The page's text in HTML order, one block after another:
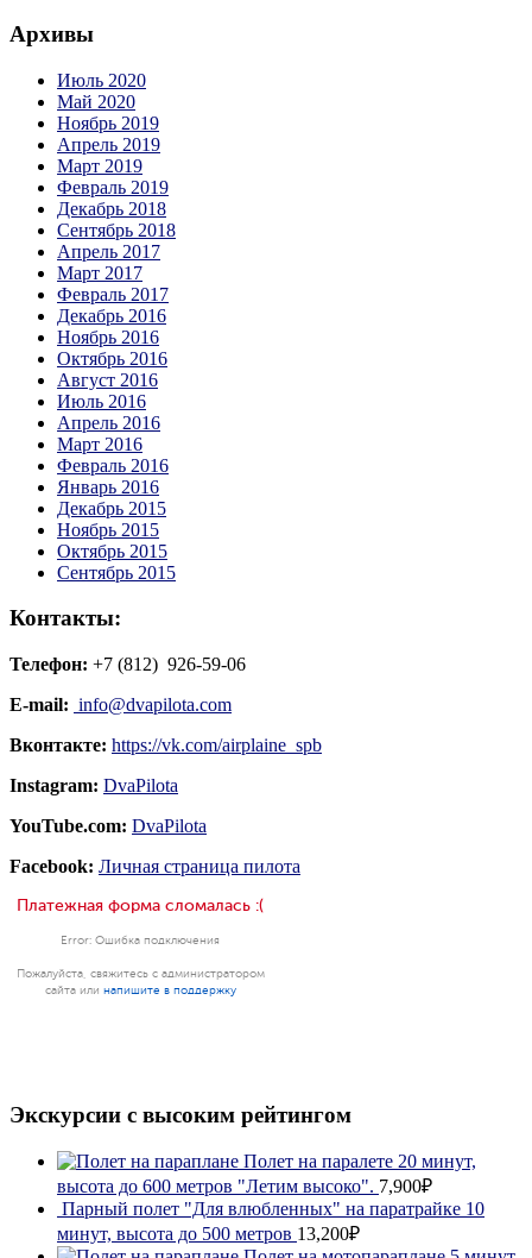
Архивы
Июль 2020
Май 2020
Ноябрь 2019
Апрель 2019
Март 2019
Февраль 2019
Декабрь 2018
Сентябрь 2018
Апрель 2017
Март 2017
Февраль 2017
Декабрь 2016
Ноябрь 2016
Октябрь 2016
Август 2016
Июль 2016
Апрель 2016
Март 2016
Февраль 2016
Январь 2016
Декабрь 2015
Ноябрь 2015
Октябрь 2015
Сентябрь 2015
Контакты:
Телефон: +7 (812) 926-59-06
E-mail: info@dvapilota.com
Вконтакте: https://vk.com/airplaine_spb
Instagram: DvaPilota
YouTube.com: DvaPilota
Facebook: Личная страница пилота
Экскурсии с высоким рейтингом
Полет на паралете 20 минут,
высота до 600 метров "Летим высоко". 7,900₽
Парный полет "Для влюбленных" на паратрайке 10
минут, высота до 500 метров 13,200₽